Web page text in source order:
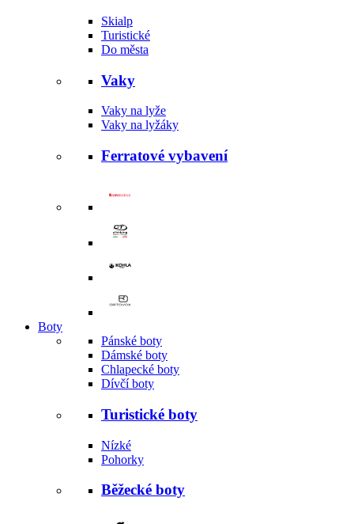
Skialp
Turistické
Do města
Vaky
Vaky na lyže
Vaky na lyžáky
Ferratové vybavení
Boty
Pánské boty
Dámské boty
Chlapecké boty
Dívčí boty
Turistické boty
Nízké
Pohorky
Běžecké boty